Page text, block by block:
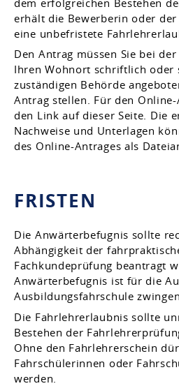
erhält die Bewerberin oder
eine unbefristete
Den Antrag müssen Sie bei
Ihren Wohnort schriftlich oder
zuständigen Behörde
Antrag stellen. Für den
den Link auf dieser Seite. Die
Nachweise und Unterlagen
des Online-Antrages als
FRISTEN
Die Anwärterbefugnis sollte
Abhängigkeit der
Fachkundeprüfung beantragt
Anwärterbefugnis ist für die
Ausbildungsfahrschule
Die Fahrlehrerlaubnis sollte
Bestehen der
Ohne den Fahrlehrerschein
Fahrschülerinnen oder
werden.